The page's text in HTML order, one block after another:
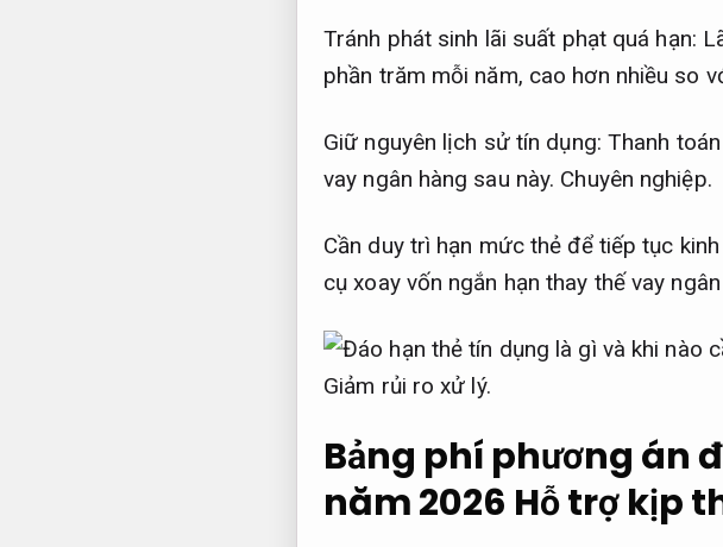
Tránh phát sinh lãi suất phạt quá hạn:
phần trăm mỗi năm, cao hơn nhiều so
Giữ nguyên lịch sử tín dụng: Thanh
vay ngân hàng sau này. Chuyên nghiệp.
Cần duy trì hạn mức thẻ để tiếp tục
cụ xoay vốn ngắn hạn thay thế vay
Giảm rủi ro xử lý.
Bảng phí phương án
năm 2026 Hỗ trợ kịp